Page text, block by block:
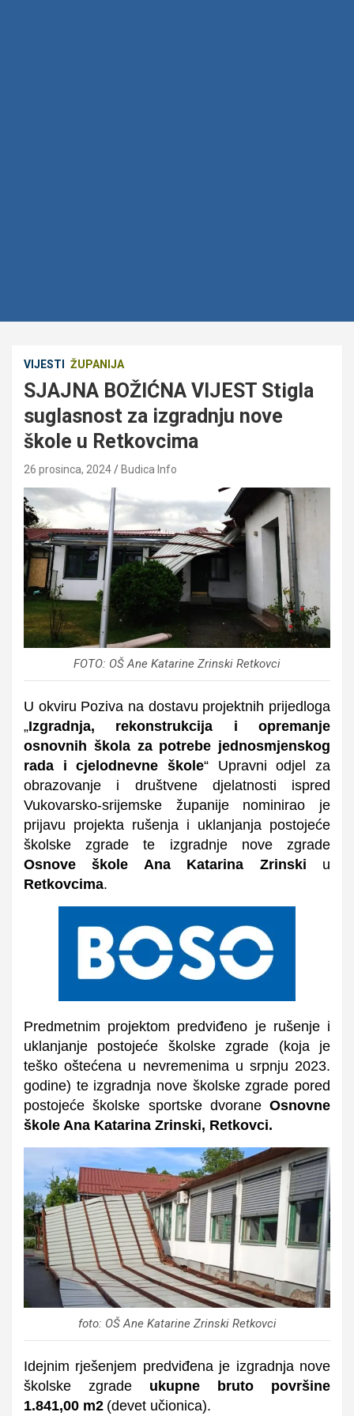
VIJESTI ŽUPANIJA
SJAJNA BOŽIĆNA VIJEST Stigla
suglasnost za izgradnju nove
škole u Retkovcima
26 prosinca, 2024 Budica Info
FOTO: OŠ Ane Katarine Zrinski Retkovci
U okviru Poziva na dostavu projektnih prijedloga
„Izgradnja, rekonstrukcija i opremanje
osnovnih škola za potrebe jednosmjenskog
rada i cjelodnevne škole“ Upravni odjel za
obrazovanje i društvene djelatnosti ispred
Vukovarsko-srijemske županije nominirao je
prijavu projekta rušenja i uklanjanja postojeće
školske zgrade te izgradnje nove zgrade
Osnove škole Ana Katarina Zrinski u
Retkovcima.
Predmetnim projektom predviđeno je rušenje i
uklanjanje postojeće školske zgrade (koja je
teško oštećena u nevremenima u srpnju 2023.
godine) te izgradnja nove školske zgrade pored
postojeće školske sportske dvorane Osnovne
škole Ana Katarina Zrinski, Retkovci.
foto: OŠ Ane Katarine Zrinski Retkovci
Idejnim rješenjem predviđena je izgradnja nove
školske zgrade ukupne bruto površine
1.841,00 m2 (devet učionica).